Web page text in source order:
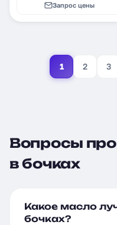
Запрос цены
1 2 3
Вопросы
в бочках
Какое масло
бочках?